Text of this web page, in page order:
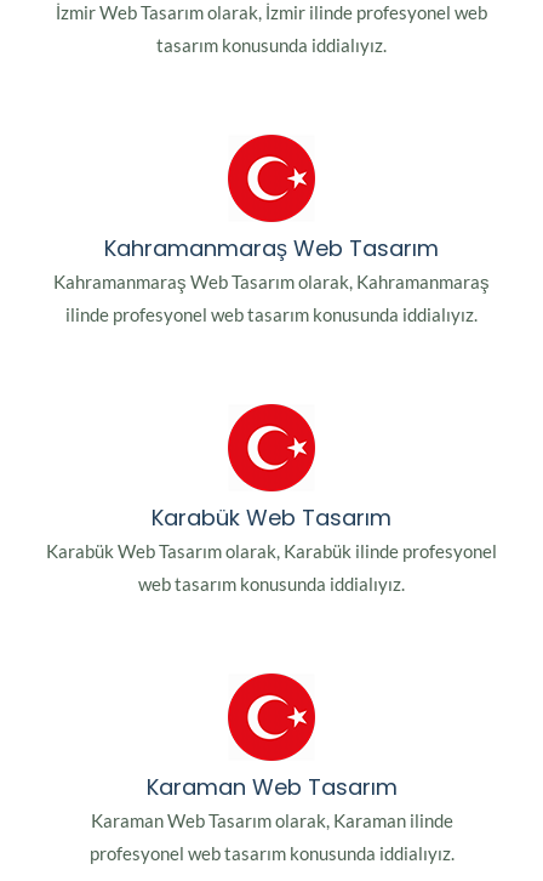
İzmir Web Tasarım olarak, İzmir ilinde profesyonel web
tasarım konusunda iddialıyız.
Kahramanmaraş Web Tasarım
Kahramanmaraş Web Tasarım olarak, Kahramanmaraş
ilinde profesyonel web tasarım konusunda iddialıyız.
Karabük Web Tasarım
Karabük Web Tasarım olarak, Karabük ilinde profesyonel
web tasarım konusunda iddialıyız.
Karaman Web Tasarım
Karaman Web Tasarım olarak, Karaman ilinde
profesyonel web tasarım konusunda iddialıyız.